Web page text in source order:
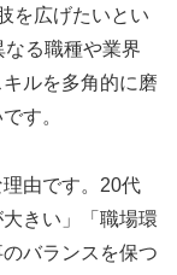
を広げたいとい
る職種や業界
ルを多角的に磨
す。
由です。20代
きい」「職場環
バランスを保つ